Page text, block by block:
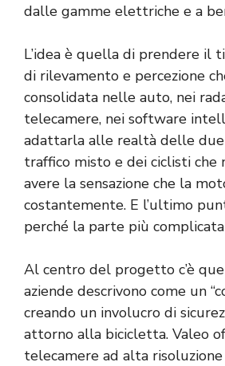
dalle gamme elettriche e a
L’idea è quella di prendere il
di rilevamento e percezione
consolidata nelle auto, nei
telecamere, nei software
adattarla alle realtà delle
traffico misto e dei ciclisti che
avere la sensazione che la
costantemente. E l’ultimo
perché la parte più complicata
Al centro del progetto c’è
aziende descrivono come un
creando un involucro di
attorno alla bicicletta. Valeo
telecamere ad alta